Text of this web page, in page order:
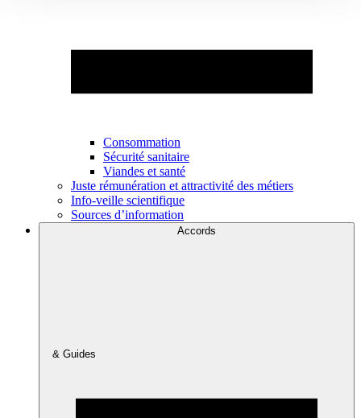
Consommation
Sécurité sanitaire
Viandes et santé
Juste rémunération et attractivité des métiers
Info-veille scientifique
Sources d’information
Accords
& Guides